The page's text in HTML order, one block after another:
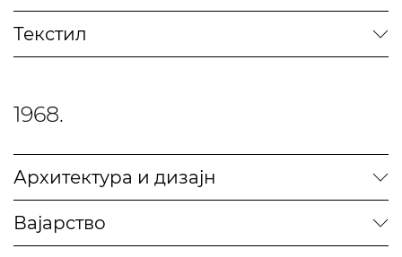
Текстил
1968.
Архитектура и дизајн
Вајарство